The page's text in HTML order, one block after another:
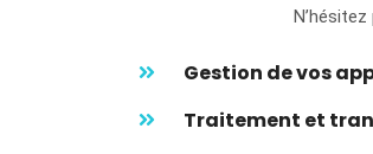
Gestion de vos
Traitement et